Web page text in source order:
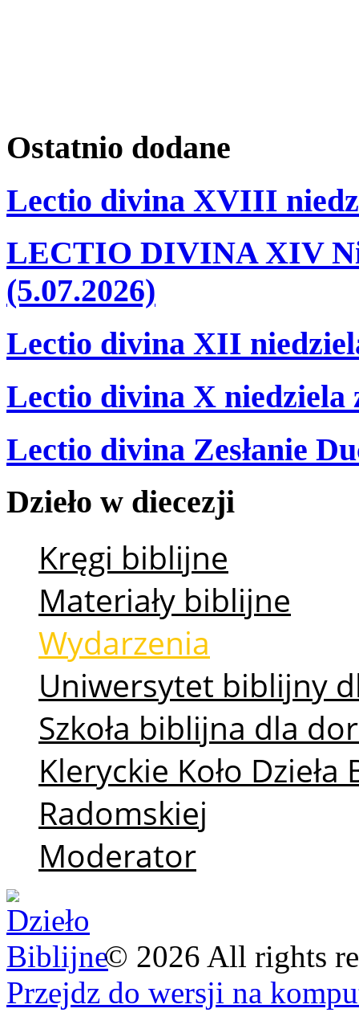
Ostatnio dodane
Lectio divina XVIII
LECTIO DIVINA XIV
(5.07.2026)
Lectio divina XII
Lectio divina X niedziela
Lectio divina Zesłanie
Dzieło w diecezji
Kręgi biblijne
Materiały biblijne
Wydarzenia
Uniwersytet biblijny
Szkoła biblijna dla
Kleryckie Koło
Radomskiej
Moderator
© 2026 All rights
Przejdz do wersji na